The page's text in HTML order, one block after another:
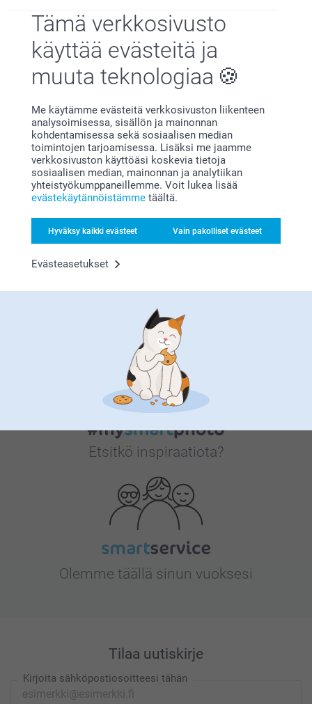
Tämä verkkosivusto
käyttää evästeitä ja
muuta teknologiaa
Me käytämme evästeitä verkkosivuston liikenteen
analysoimisessa, sisällön ja mainonnan
kohdentamisessa sekä sosiaalisen median
toimintojen tarjoamisessa. Lisäksi me jaamme
verkkosivuston käyttöäsi koskevia tietoja
sosiaalisen median, mainonnan ja analytiikan
yhteistyökumppaneillemme. Voit lukea lisää
evästekäytännöistämme täältä.
Hyväksy kaikki evästeet Vain pakolliset evästeet
Evästeasetukset
Miksismartphoto
Bonusta kaikista tilauksista
Etsitkö inspiraatiota?
Olemme täällä sinun vuoksesi
Tilaa uutiskirje
Kirjoita sähköpostiosoitteesi tähän